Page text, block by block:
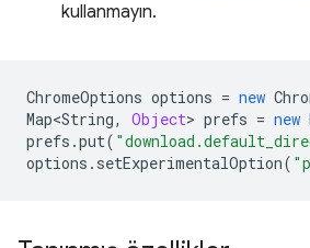
kullanmayın.
ChromeOptions options = new
Map<String, Object> prefs = new
prefs .put(
options . setExperimentalOption(